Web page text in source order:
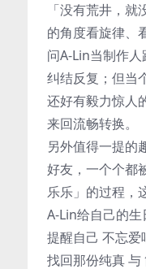
「没有荒井，
的角度看旋律、
问A-Lin当制作
纠结反复；但当
还好有毅力惊人
来回流畅转换。
另外值得一提的
好友，一个个都
乐乐」的过程，
A-Lin给自己的生
提醒自己 不忘爱
找回那份纯真 与